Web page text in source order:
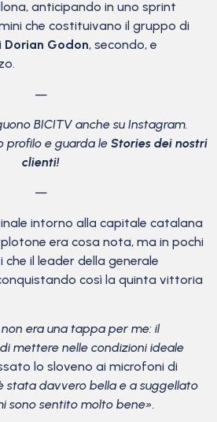
anticipando in uno sprint
che costituivano il gruppo di
Dorian Godon, secondo, e
—
BICITV anche su Instagram.
profilo e guarda le Stories dei nostri
clienti!
—
intorno alla capitale catalana
era cosa nota, ma in pochi
il leader della generale
così la quinta vittoria
era una tappa per me: il
mettere nelle condizioni ideale
lo sloveno ai microfoni di
stata davvero bella e a suggellato
sono sentito molto bene».